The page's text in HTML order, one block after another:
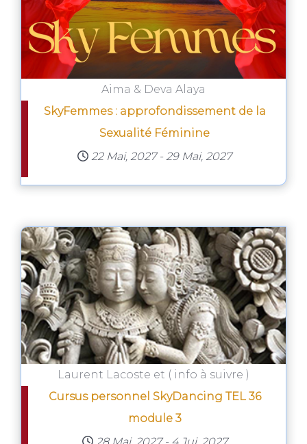
Aima & Deva Alaya
SkyFemmes : approfondissement de la
Sexualité Féminine
22 Mai, 2027 - 29 Mai, 2027
Laurent Lacoste et ( info à suivre )
Cursus personnel SkyDancing TEL 36
module 3